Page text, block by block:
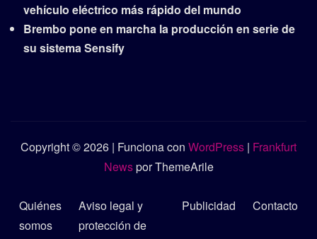
vehículo eléctrico más rápido del mundo
Brembo pone en marcha la producción en serie de
su sistema Sensify
Copyright © 2026 | Funciona con WordPress | Frankfurt
Newspor ThemeArile
Quiénes
somos
Aviso legal y
protección de
Publicidad Contacto